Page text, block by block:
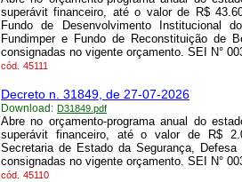
superávit financeiro, até o valor de R$
Fundo de Desenvolvimento Institucional
Fundimper e Fundo de Reconstituição de
consignadas no vigente orçamento. SEI N°
cód. 45111
Decreto n. 31849, de 27-07-2026
Download: D31849.pdf
Abre no orçamento-programa anual do
superávit financeiro, até o valor de R$
Secretaria de Estado da Segurança,
consignadas no vigente orçamento. SEI N°
cód. 45110